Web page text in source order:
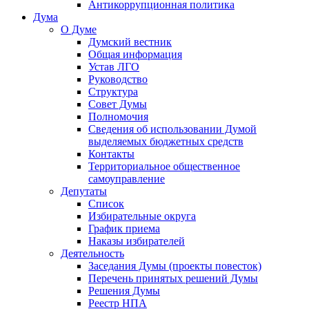
Антикоррупционная политика
Дума
О Думе
Думский вестник
Общая информация
Устав ЛГО
Руководство
Структура
Совет Думы
Полномочия
Сведения об использовании Думой
выделяемых бюджетных средств
Контакты
Территориальное общественное
самоуправление
Депутаты
Список
Избирательные округа
График приема
Наказы избирателей
Деятельность
Заседания Думы (проекты повесток)
Перечень принятых решений Думы
Решения Думы
Реестр НПА